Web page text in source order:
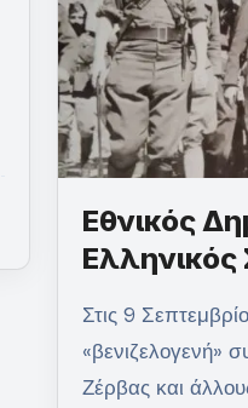
Εθνικός
Στις 9 Σεπτεμβρίου 1941, από τον
«βενιζελογενή»
Ζέρβας και